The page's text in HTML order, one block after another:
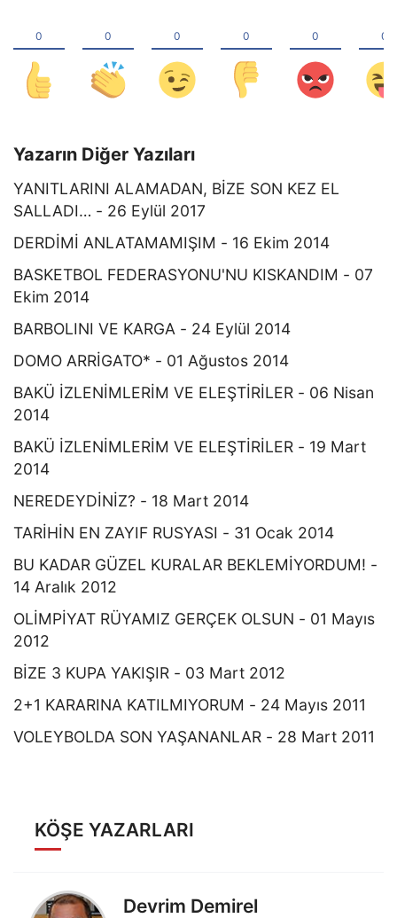
Yazarın Diğer Yazıları
YANITLARINI ALAMADAN, BİZE SON KEZ EL
SALLADI… - 26 Eylül 2017
DERDİMİ ANLATAMAMIŞIM - 16 Ekim 2014
BASKETBOL FEDERASYONU'NU KISKANDIM - 07
Ekim 2014
BARBOLINI VE KARGA - 24 Eylül 2014
DOMO ARRİGATO* - 01 Ağustos 2014
BAKÜ İZLENİMLERİM VE ELEŞTİRİLER - 06 Nisan
2014
BAKÜ İZLENİMLERİM VE ELEŞTİRİLER - 19 Mart
2014
NEREDEYDİNİZ? - 18 Mart 2014
TARİHİN EN ZAYIF RUSYASI - 31 Ocak 2014
BU KADAR GÜZEL KURALAR BEKLEMİYORDUM! -
14 Aralık 2012
OLİMPİYAT RÜYAMIZ GERÇEK OLSUN - 01 Mayıs
2012
BİZE 3 KUPA YAKIŞIR - 03 Mart 2012
2+1 KARARINA KATILMIYORUM - 24 Mayıs 2011
VOLEYBOLDA SON YAŞANANLAR - 28 Mart 2011
KÖŞE YAZARLARI
Devrim Demirel